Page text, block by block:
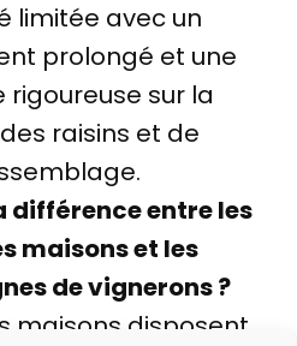
limitée avec un
prolongé et une
rigoureuse sur la
raisins et de
différence entre les
maisons et les
de vignerons ?
maisons disposent